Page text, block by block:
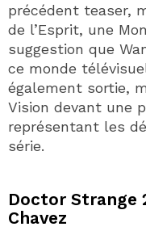
précédent teaser,
de l’Esprit, une
suggestion que
ce monde
également sortie,
Vision devant une
représentant les
série.
Doctor Strange
Chavez